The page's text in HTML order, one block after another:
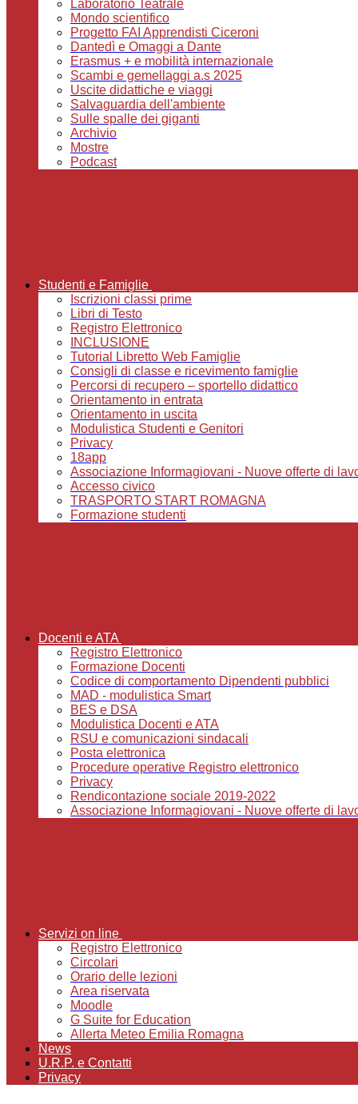
Laboratorio Teatrale
Mondo scientifico
Progetto FAI Apprendisti Ciceroni
Dantedì e Omaggi a Dante
Erasmus + e mobilità internazionale
Scambi e gemellaggi a.s 2025
Uscite didattiche e viaggi
Salvaguardia dell'ambiente
Sulle spalle dei giganti
Archivio
Mostre
Podcast
Studenti e Famiglie
Iscrizioni classi prime
Libri di Testo
Registro Elettronico
INCLUSIONE
Tutorial Libretto Web Famiglie
Consigli di classe e ricevimento famiglie
Percorsi di recupero – sportello didattico
Orientamento in entrata
Orientamento in uscita
Modulistica Studenti e Genitori
Privacy
18app
Associazione Informagiovani - Nuove offerte di
Accesso civico
TRASPORTO START ROMAGNA
Formazione studenti
Docenti e ATA
Registro Elettronico
Formazione Docenti
Codice di comportamento Dipendenti pubblici
MAD - modulistica Smart
BES e DSA
Modulistica Docenti e ATA
RSU e comunicazioni sindacali
Posta elettronica
Procedure operative Registro elettronico
Privacy
Rendicontazione sociale 2019-2022
Associazione Informagiovani - Nuove offerte di
Servizi on line
Registro Elettronico
Circolari
Orario delle lezioni
Area riservata
Moodle
G Suite for Education
Allerta Meteo Emilia Romagna
News
U.R.P. e Contatti
Privacy